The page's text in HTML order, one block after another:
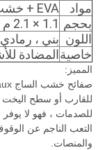
مواد
EVA + خشب الساج
بحجم 1.1 × 2.1 م ، 1.2 × 2.4 م
اللون بني ،
خاصيةالمضادة
المميز:
للقارب أو سطح
للصدمات ، فهو لا
التعب الناجم عن
والمنصات.